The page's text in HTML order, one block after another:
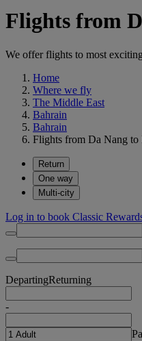
Flights from
We offer flights to most
Home
Where we fly
The Middle East
Bahrain
Bahrain
Flights from Da Nang to
Return
One way
Multi-city
Log in to book Classic
DepartingReturning
-